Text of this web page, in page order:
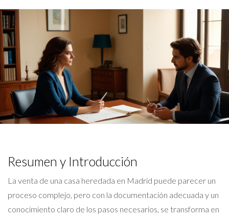
Resumen y Introducción
La venta de una casa heredada en Madrid puede parecer un
proceso complejo, pero con la documentación adecuada y un
conocimiento claro de los pasos necesarios, se transforma en